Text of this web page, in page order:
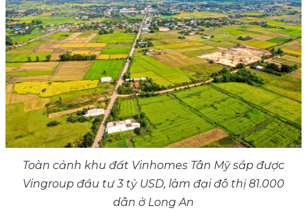
Toàn cảnh khu đất Vinhomes Tân Mỹ sắp được
Vingroup đầu tư 3 tỷ USD, làm đại đô thị 81.000
dân ở Long An